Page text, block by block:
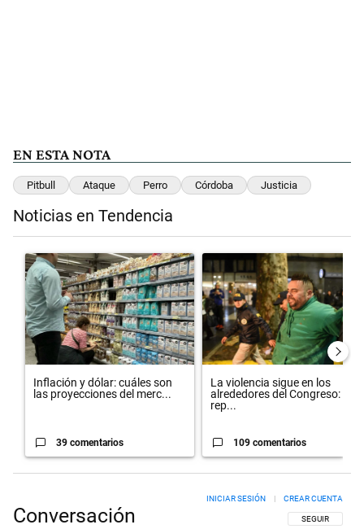
EN ESTA NOTA
Pitbull Ataque Perro Córdoba Justicia
Noticias en Tendencia
Un artículo de tendencia con el título "Inflación y dólar: cuáles son
Inflación y dólar: cuáles son
las proyecciones del merc...
39 comentarios
Un artículo de tendencia con el
La violencia sigue en los
alrededores del Congreso:
rep...
109 comentarios
Conversación SIGA ESTA
SEGUIR
INICIAR SESIÓN CREAR CUENTA